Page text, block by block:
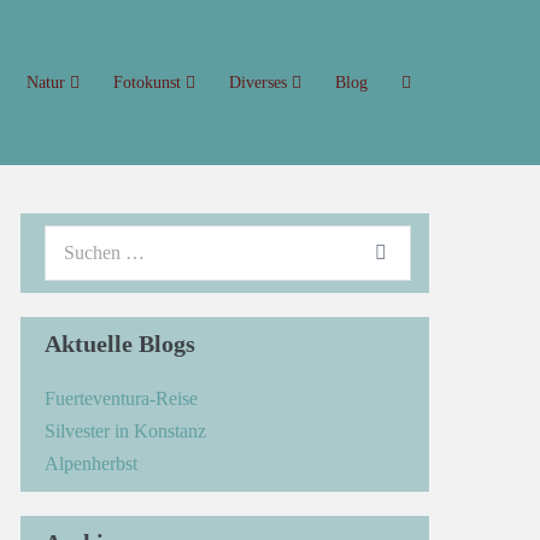
Natur Fotokunst Diverses Blog
Aktuelle Blogs
Fuerteventura-Reise
Silvester in Konstanz
Alpenherbst